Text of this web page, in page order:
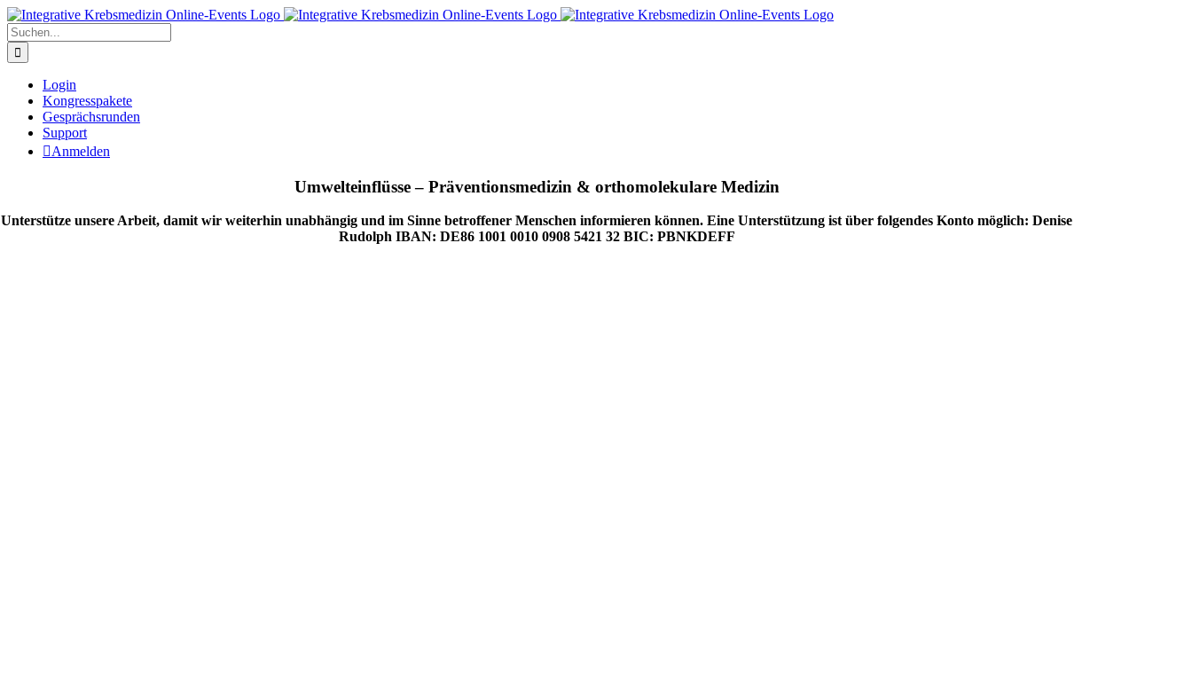
Zum
Inhalt
springen
Suche
nach:
Login
Kongresspakete
Gesprächsrunden
Support
Anmelden
Umwelteinflüsse – Präventionsmedizin & orthomolekulare Medizin
Unterstütze unsere Arbeit, damit wir weiterhin unabhängig und im Sinne betroffener Menschen informieren können. Eine Unterstützung ist über folgendes Konto möglich: Denise
Rudolph IBAN: DE86 1001 0010 0908 5421 32 BIC: PBNKDEFF